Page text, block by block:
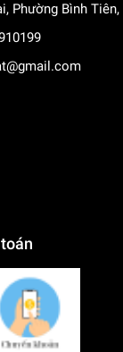
Phường Bình Tiên,